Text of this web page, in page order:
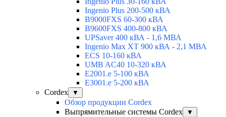
Ingenio Plus 200-500 кВА
B9000FXS 60-300 кВА
B9600FXS 400-800 кВА
UPSaver 400 кВА - 1,6 МВА
Ingenio Max XT 900 кВА - 2,1 МВА
ECS 10-160 кВА
UMB AC40 10-320 кВА
E2001.e 5-100 кВА
E3001.e 5-200 кВА
Cordex
▼
Обзор продукции Cordex
Выпрямительные системы Cordex
▼